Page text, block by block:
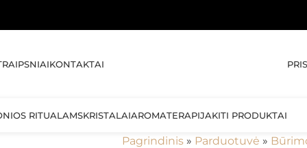
🚚
KONTAKTAI
RITUALAMSKRISTALAIAROMATERAPIJAKITI PRODUKTAI
Pagrindinis» Parduotuvė »